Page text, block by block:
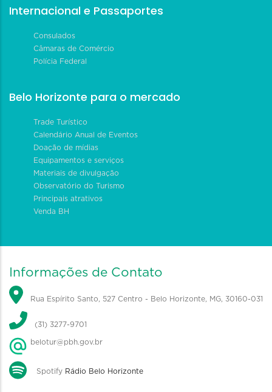
Internacional e Passaportes
Consulados
Câmaras de Comércio
Polícia Federal
Belo Horizonte para o mercado
Trade Turístico
Calendário Anual de Eventos
Doação de mídias
Equipamentos e serviços
Materiais de divulgação
Observatório do Turismo
Principais atrativos
Venda BH
Informações de Contato
Rua Espírito Santo, 527 Centro - Belo Horizonte, MG, 30160-031
(31) 3277-9701
belotur@pbh.gov.br
Spotify Rádio Belo Horizonte